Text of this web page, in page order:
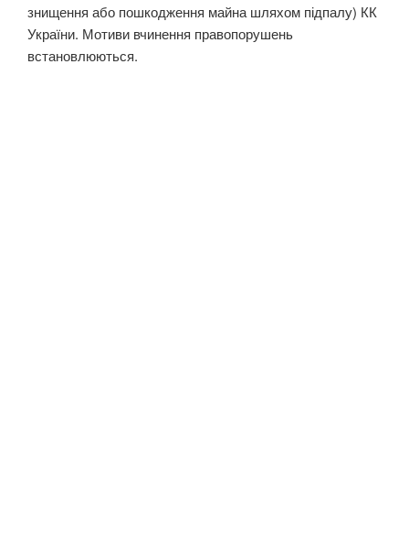
знищення або пошкодження майна шляхом підпалу) КК
України. Мотиви вчинення правопорушень
встановлюються.